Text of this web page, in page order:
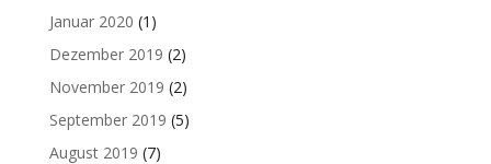
Januar 2020 (1)
Dezember 2019 (2)
November 2019 (2)
September 2019 (5)
August 2019 (7)